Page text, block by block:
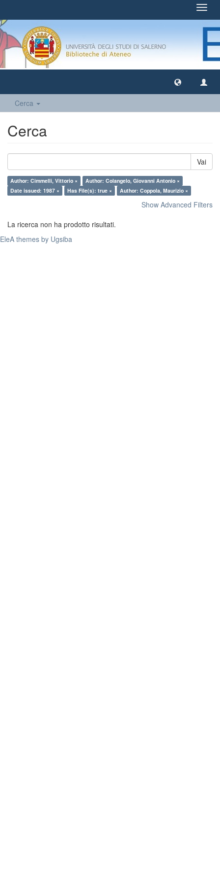
Cerca
Cerca
Vai
Author: Cimmelli, Vittorio ×
Author: Colangelo, Giovanni Antonio ×
Date issued: 1987 ×
Has File(s): true × Author: Coppola, Maurizio ×
Show Advanced Filters
La ricerca non ha prodotto risultati.
EleA themes by Ugsiba